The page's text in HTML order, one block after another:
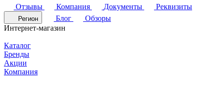
Отзывы
Компания Документы Реквизиты
Регион Блог
Обзоры
Интернет-магазин
Каталог
Бренды
Акции
Компания